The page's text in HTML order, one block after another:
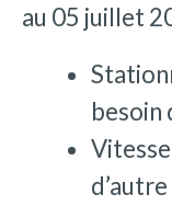
au 05 juillet
besoin